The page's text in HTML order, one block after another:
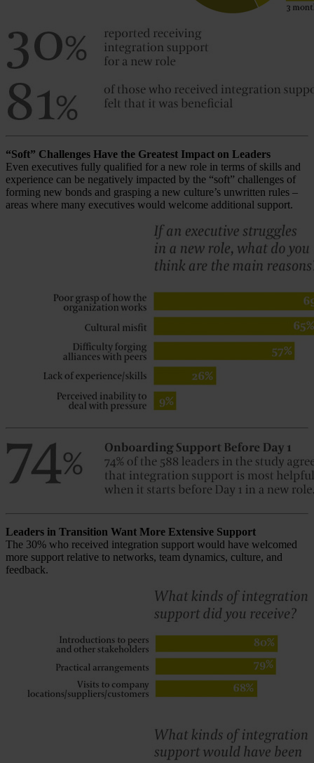
“Soft” Challenges Have the Greatest Impact on Leaders
Even executives fully qualified for a new role in terms of skills and
experience can be negatively impacted by the “soft” challenges of
forming new bonds and grasping a new culture’s unwritten rules –
areas where many executives would welcome additional support.
Leaders in Transition Want More Extensive Support
The 30% who received integration support would have welcomed
more support relative to networks, team dynamics, culture, and
feedback.